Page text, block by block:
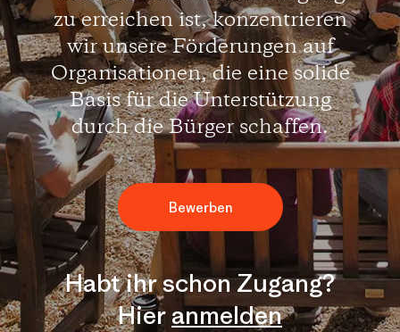
zu erreichen ist, konzentrieren
wir unsere Förderungen auf
Organisationen, die eine solide
Basis für die Unterstützung
durch die Bürger schaffen.
Bewerben
Habt ihr schon Zugang?
Hier anmelden